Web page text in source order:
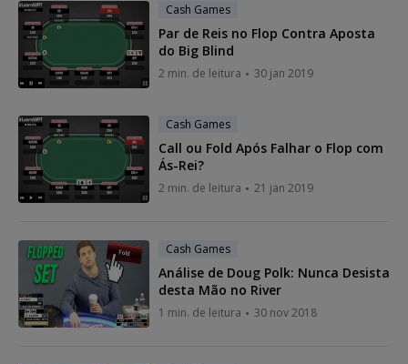
Cash Games
Par de Reis no Flop Contra Aposta
do Big Blind
2 min. de leitura 30 jan 2019
Cash Games
Call ou Fold Após Falhar o Flop com
Ás-Rei?
2 min. de leitura 21 jan 2019
Cash Games
Análise de Doug Polk: Nunca Desista
desta Mão no River
1 min. de leitura 30 nov 2018